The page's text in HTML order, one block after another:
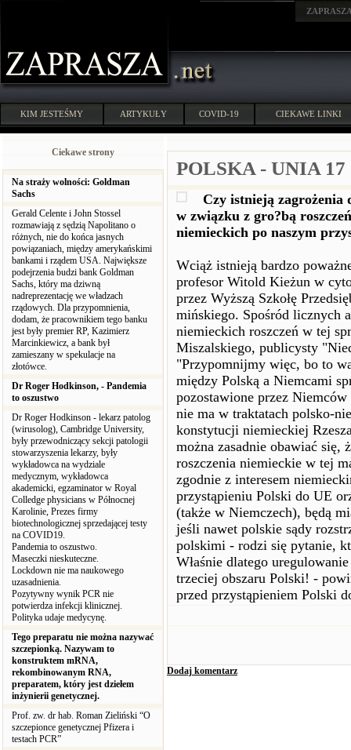
KIM JESTEŚMY ARTYKUŁY COVID-19 CIEKAWE LINKI
Ciekawe strony
Na straży wolności: Goldman
Sachs
Gerald Celente i John Stossel
rozmawiają z sędzią Napolitano o
różnych, nie do końca jasnych
powiązaniach, między amerykańskimi
bankami i rządem USA. Największe
podejrzenia budzi bank Goldman
Sachs, który ma dziwną
nadreprezentację we władzach
rządowych. Dla przypomnienia,
dodam, że pracownikiem tego banku
jest były premier RP, Kazimierz
Marcinkiewicz, a bank był
zamieszany w spekulacje na
złotówce.
Dr Roger Hodkinson, - Pandemia
to oszustwo
Dr Roger Hodkinson - lekarz patolog
(wirusolog), Cambridge University,
były przewodniczący sekcji patologii
stowarzyszenia lekarzy, były
wykładowca na wydziale
medycznym, wykładowca
akademicki, egzaminator w Royal
Colledge physicians w Północnej
Karolinie, Prezes firmy
biotechnologicznej sprzedającej testy
na COVID19.
Pandemia to oszustwo.
Maseczki nieskuteczne.
Lockdown nie ma naukowego
uzasadnienia.
Pozytywny wynik PCR nie
potwierdza infekcji klinicznej.
Polityka udaje medycynę.
Tego preparatu nie można nazywać
szczepionką. Nazywam to
konstruktem mRNA,
rekombinowanym RNA,
preparatem, który jest dziełem
inżynierii genetycznej.
Prof. zw. dr hab. Roman Zieliński “O
szczepionce genetycznej Pfizera i
testach PCR”
POLSKA - UNIA 17
Czy istnieją zagrożenia
w związku z gro?bą
niemieckich po naszym
Wciąż istnieją bardzo
profesor Witold Kieżun w
przez Wyższą Szkołę
mińskiego. Spośród licznych
niemieckich roszczeń w tej
Miszalskiego, publicysty
"Przypomnijmy więc, bo to
między Polską a Niemcami
pozostawione przez
nie ma w traktatach polsko-
konstytucji niemieckiej
można zasadnie obawiać
roszczenia niemieckie w tej
zgodnie z interesem
przystąpieniu Polski do UE
(także w Niemczech), będą
jeśli nawet polskie sądy
polskimi - rodzi się pytanie,
Właśnie dlatego
trzeciej obszaru Polski! -
przed przystąpieniem Polski
Dodaj komentarz